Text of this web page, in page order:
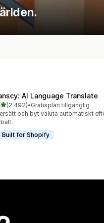
AI Language Translate
av 5 stjärnor
(2 492)
recensioner totalt
•Gratisplan tillgänglig
och byt valuta automatiskt
Built for Shopify